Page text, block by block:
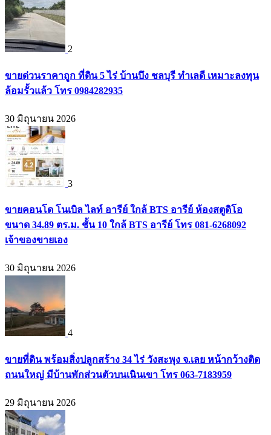
2
ขายด่วนราคาถูก ที่ดิน 5 ไร่ บ้านบึง ชลบุรี ทำเลดี เหมาะลงทุน
ล้อมรั้วแล้ว โทร 0984282935
30 มิถุนายน 2026
3
ขายคอนโด โนเบิล ไลท์ อารีย์ ใกล้ BTS อารีย์ ห้องสตูดิโอ
ขนาด 34.89 ตร.ม. ชั้น 10 ใกล้ BTS อารีย์ โทร 081-6268092
เจ้าของขายเอง
30 มิถุนายน 2026
4
ขายที่ดิน พร้อมสิ่งปลูกสร้าง 34 ไร่ วังสะพุง จ.เลย หน้ากว้างติด
ถนนใหญ่ มีบ้านพักส่วนตัวบนเนินเขา โทร 063-7183959
29 มิถุนายน 2026